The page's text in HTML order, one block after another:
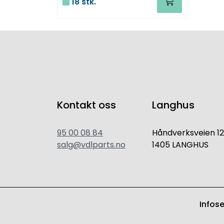
Kontakt oss
95 00 08 84
salg@vdlparts.no
Langhus
Håndverksveien 12
1405 LANGHUS